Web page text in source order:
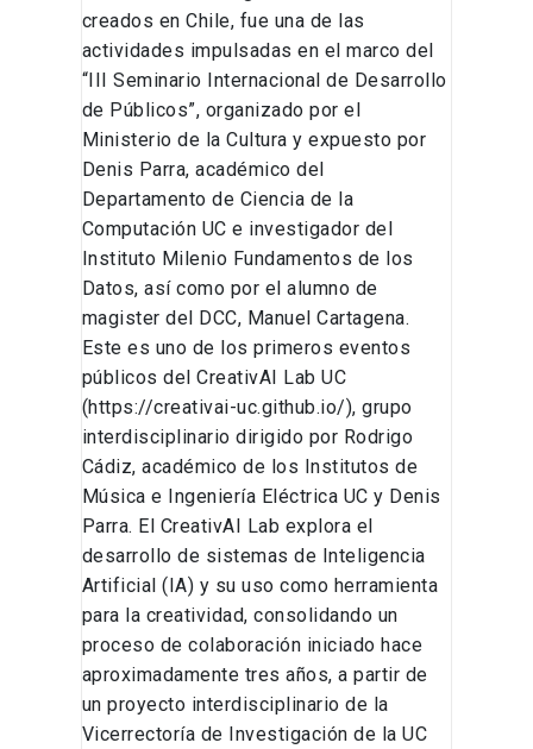
creados en Chile, fue una de las
actividades impulsadas en el marco del
“III Seminario Internacional de Desarrollo
de Públicos”, organizado por el
Ministerio de la Cultura y expuesto por
Denis Parra, académico del
Departamento de Ciencia de la
Computación UC e investigador del
Instituto Milenio Fundamentos de los
Datos, así como por el alumno de
magister del DCC, Manuel Cartagena.
Este es uno de los primeros eventos
públicos del CreativAI Lab UC
(https://creativai-uc.github.io/), grupo
interdisciplinario dirigido por Rodrigo
Cádiz, académico de los Institutos de
Música e Ingeniería Eléctrica UC y Denis
Parra. El CreativAI Lab explora el
desarrollo de sistemas de Inteligencia
Artificial (IA) y su uso como herramienta
para la creatividad, consolidando un
proceso de colaboración iniciado hace
aproximadamente tres años, a partir de
un proyecto interdisciplinario de la
Vicerrectoría de Investigación de la UC